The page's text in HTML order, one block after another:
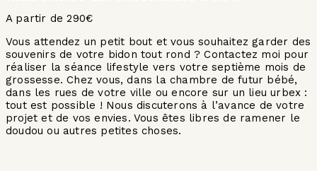
A partir de 290€
Vous attendez un petit bout et vous souhaitez garder des
souvenirs de votre bidon tout rond ? Contactez moi pour
réaliser la séance lifestyle vers votre septième mois de
grossesse. Chez vous, dans la chambre de futur bébé,
dans les rues de votre ville ou encore sur un lieu urbex :
tout est possible ! Nous discuterons à l’avance de votre
projet et de vos envies. Vous êtes libres de ramener le
doudou ou autres petites choses.